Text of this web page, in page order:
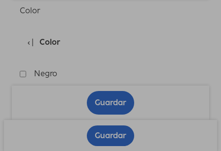
Color
Color
Negro
Guardar
Guardar